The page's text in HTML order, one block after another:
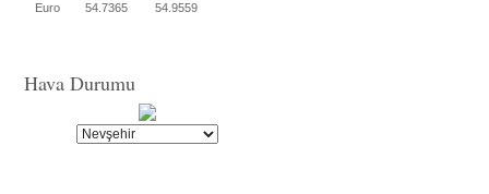
Euro
54.7365 54.9559
Hava Durumu